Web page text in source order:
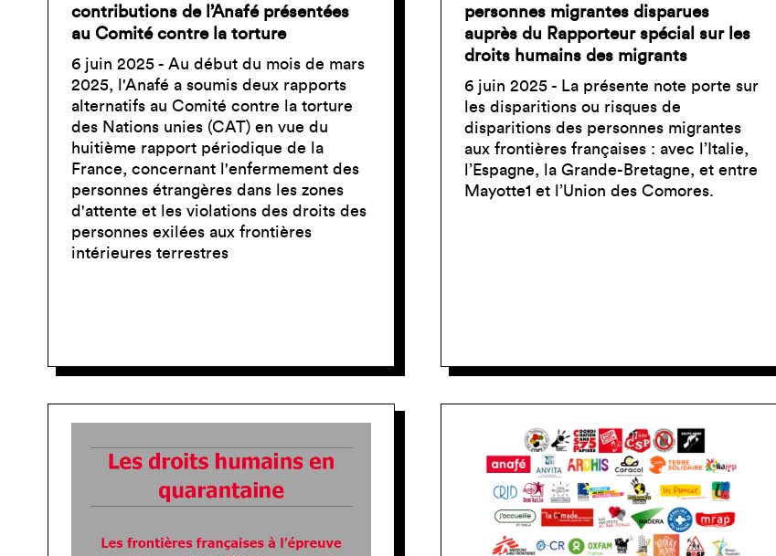
contributions de l’Anafé présentées
au Comité contre la torture
6 juin 2025 - Au début du mois de mars
2025, l'Anafé a soumis deux rapports
alternatifs au Comité contre la torture
des Nations unies (CAT) en vue du
huitième rapport périodique de la
France, concernant l'enfermement des
personnes étrangères dans les zones
d'attente et les violations des droits des
personnes exilées aux frontières
intérieures terrestres
personnes migrantes disparues
auprès du Rapporteur spécial sur les
droits humains des migrants
6 juin 2025 - La présente note porte sur
les disparitions ou risques de
disparitions des personnes migrantes
aux frontières françaises : avec l’Italie,
l’Espagne, la Grande-Bretagne, et entre
Mayotte1 et l’Union des Comores.